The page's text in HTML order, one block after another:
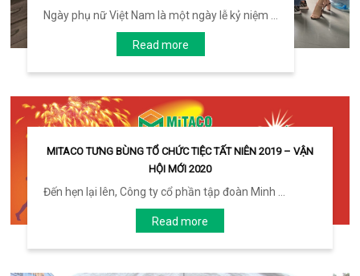
Ngày phụ nữ Việt Nam là một ngày lễ kỷ niệm ...
Read more
MITACO TƯNG BÙNG TỔ CHỨC TIỆC TẤT NIÊN 2019 – VẬN
HỘI MỚI 2020
Đến hẹn lại lên, Công ty cổ phần tập đoàn Minh ...
Read more